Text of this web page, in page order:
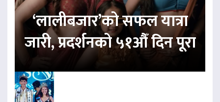
‘लालीबजार’को सफल यात्रा
जारी, प्रदर्शनको ५१औँ दिन पूरा